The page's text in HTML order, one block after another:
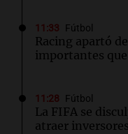
11:33 Fútbol
Racing apartó
importantes
11:28 Fútbol
La FIFA se
atraer